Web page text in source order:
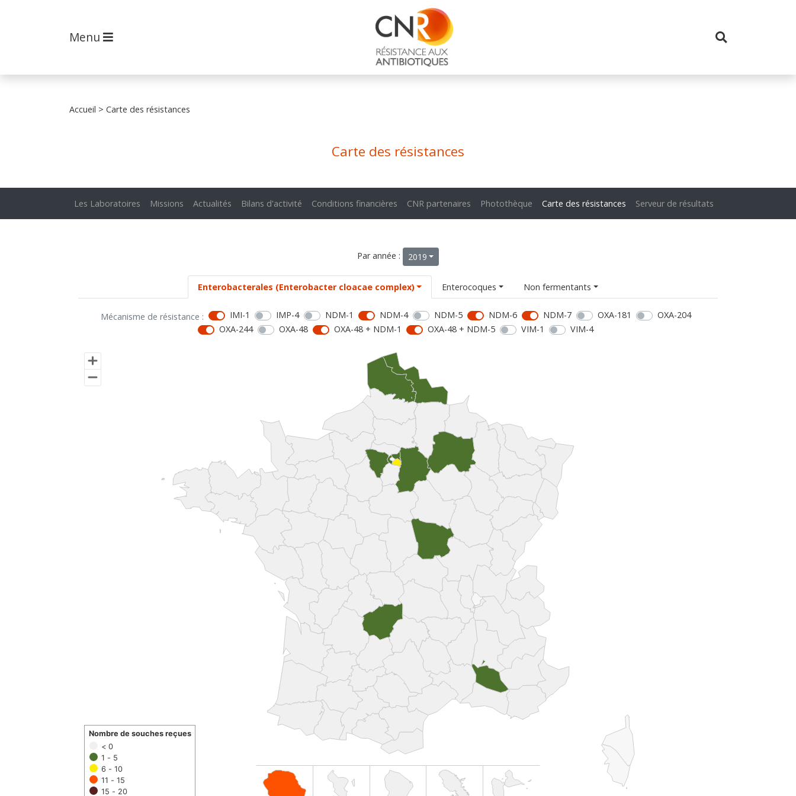
Menu
Accueil > Carte des résistances
Carte des résistances
Les Laboratoires Missions Actualités Bilans d'activité Conditions financières CNR partenaires Photothèque Carte des résistances Serveur de résultats
Par année : 2019
Enterobacterales (Enterobacter cloacae complex) Enterocoques Non fermentants
Mécanisme de résistance : IMI-1 IMP-4 NDM-1 NDM-4 NDM-5 NDM-6 NDM-7 OXA-181
OXA-204
OXA-244
OXA-48 OXA-48 + NDM-1 OXA-48 + NDM-5 VIM-1 VIM-4
< 0
1 - 5
6 - 10
11 - 15
15 - 20
Nombre de souches reçues